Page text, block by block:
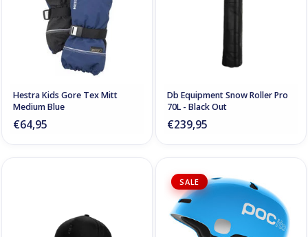
Hestra Kids Gore Tex Mitt
Medium Blue
€64,95
Db Equipment Snow Roller Pro
70L - Black Out
€239,95
SALE